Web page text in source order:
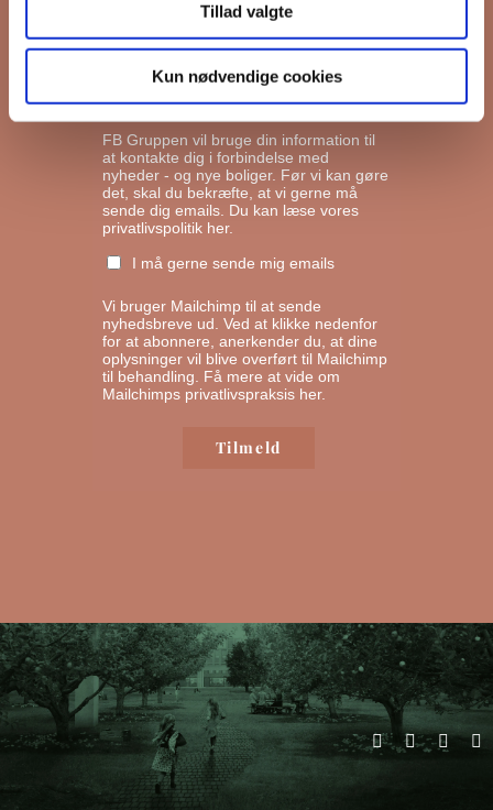
Tillad valgte
Kun nødvendige cookies
Lejeboliger
Andelsboliger
Markedsføringstilladelse
FB Gruppen vil bruge din information til
at kontakte dig i forbindelse med
nyheder - og nye boliger. Før vi kan gøre
det, skal du bekræfte, at vi gerne må
sende dig emails. Du kan læse vores
privatlivspolitik her.
I må gerne sende mig emails
Vi bruger Mailchimp til at sende
nyhedsbreve ud. Ved at klikke nedenfor
for at abonnere, anerkender du, at dine
oplysninger vil blive overført til Mailchimp
til behandling. Få mere at vide om
Mailchimps privatlivspraksis her.